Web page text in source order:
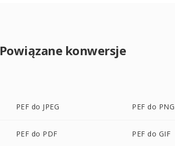
Powiązane konwersje
PEF do JPEG PEF do PNG
PEF do PDF PEF do GIF